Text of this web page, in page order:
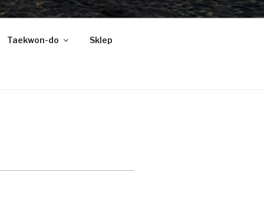
Taekwon-do Sklep